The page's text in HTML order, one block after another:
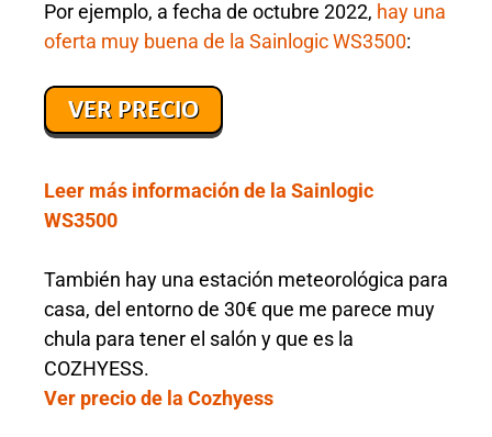
Por ejemplo, a fecha de octubre 2022, hay una
oferta muy buena de la Sainlogic WS3500:
Leer más información de la Sainlogic
WS3500
También hay una estación meteorológica para
casa, del entorno de 30€ que me parece muy
chula para tener el salón y que es la
COZHYESS.
Ver precio de la Cozhyess